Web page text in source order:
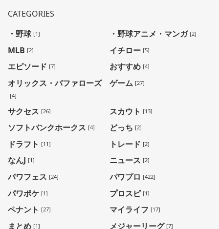
CATEGORIES
・野球 [1] ・野球アニメ・マンガ [2]
MLB [2] イチロー [5]
エピソード [7] おすすめ [4]
オリックス・バファローズ
[4]
ゲーム [27]
サクセス [26] スカウト [13]
ソフトバンクホークス [4] どっち [2]
ドラフト [11] トレード [2]
なんJ [1] ニュース [2]
パワフェス [24] パワプロ [422]
パワポケ [1] プロスピ [1]
ペナント [27] マイライフ [17]
まとめ [1] メジャーリーグ [7]